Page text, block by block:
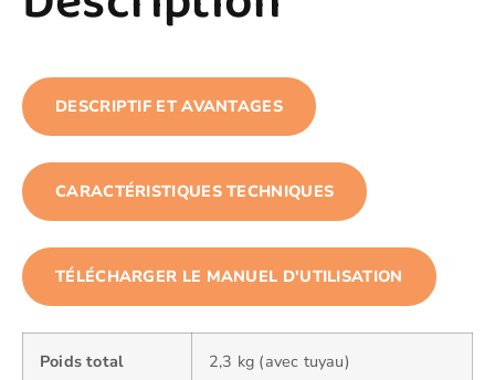
DESCRIPTIF ET AVANTAGES
CARACTÉRISTIQUES TECHNIQUES
TÉLÉCHARGER LE MANUEL D'UTILISATION
Poids total 2,3 kg (avec tuyau)